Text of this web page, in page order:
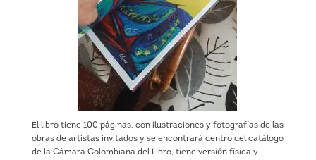
El libro tiene 100 páginas, con ilustraciones y fotografías de las
obras de artistas invitados y se encontrará dentro del catálogo
de la Cámara Colombiana del Libro, tiene versión física y